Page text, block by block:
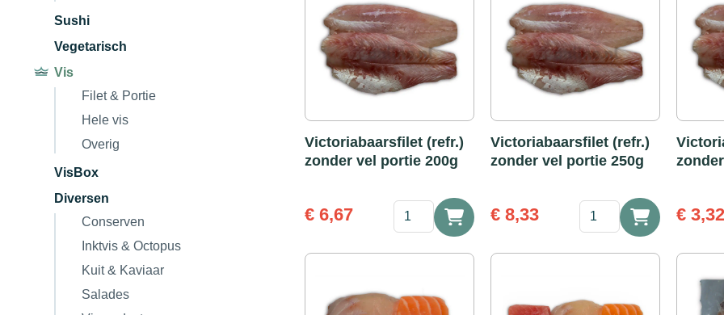
Sushi
Vegetarisch
Vis
Filet & Portie
Hele vis
Overig
VisBox
Diversen
Conserven
Inktvis & Octopus
Kuit & Kaviaar
Salades
aantal
aantal
Victoriabaarsfilet (refr.)
zonder vel portie 200g
€ 6,67
Victoriabaarsfilet
(refr.)
vel
aantal
Victoriabaarsfilet (refr.)
zonder vel portie 250g
€ 8,33
Victoriabaarsfilet
(refr.)
vel
aantal
€3,32